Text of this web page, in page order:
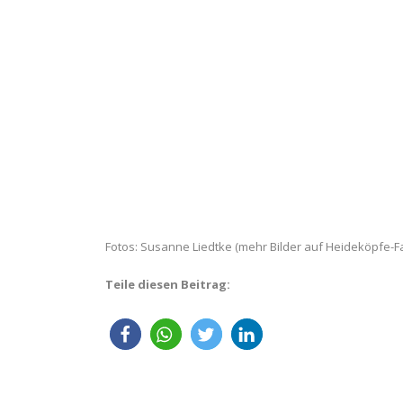
Fotos: Susanne Liedtke (mehr Bilder auf Heideköpfe-
Teile diesen Beitrag: